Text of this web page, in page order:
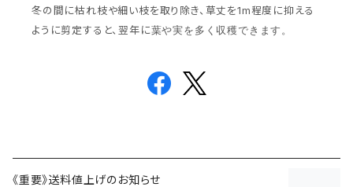
冬の間に枯れ枝や細い枝を取り除き、草丈を1m程度に抑える
ように剪定すると、翌年に葉や実を多く収穫できます。
《重要》送料値上げのお知らせ